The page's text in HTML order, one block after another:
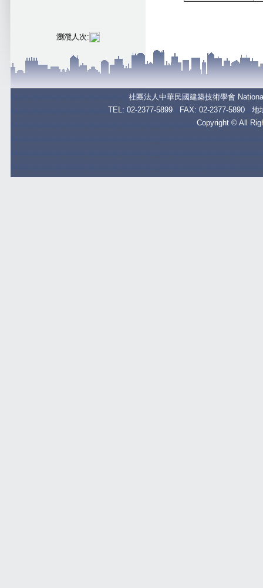
瀏灠人次:
社團法人中華民國建築技術學會
TEL: 02-2377-5899 FAX: 02-2377-5890
Copyright © All